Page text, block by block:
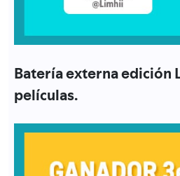
Batería externa edición
películas.